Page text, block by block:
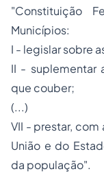
"Constituição
Municípios:
I - legislar sobre
II - suplementar
que couber;
(...)
VII - prestar,
União e do
da população".